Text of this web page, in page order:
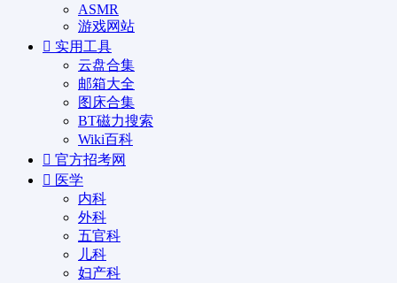
ASMR
游戏网站
实用工具
云盘合集
邮箱大全
图床合集
BT磁力搜索
Wiki百科
官方招考网
医学
内科
外科
五官科
儿科
妇产科